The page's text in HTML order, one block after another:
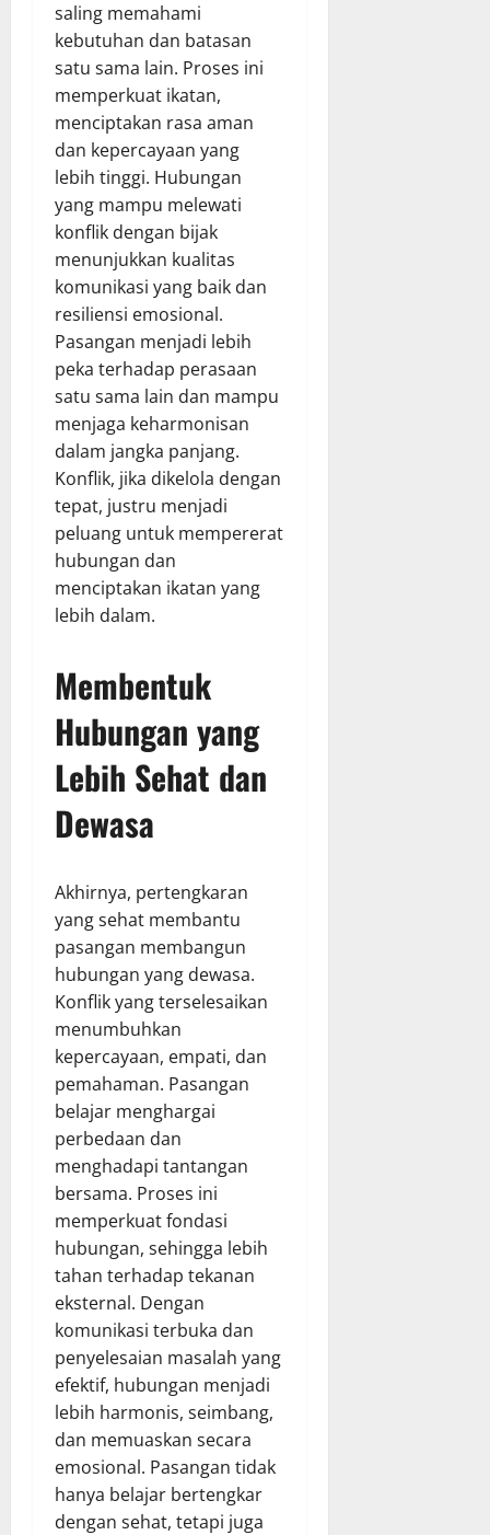
saling memahami
kebutuhan dan batasan
satu sama lain. Proses ini
memperkuat ikatan,
menciptakan rasa aman
dan kepercayaan yang
lebih tinggi. Hubungan
yang mampu melewati
konflik dengan bijak
menunjukkan kualitas
komunikasi yang baik dan
resiliensi emosional.
Pasangan menjadi lebih
peka terhadap perasaan
satu sama lain dan mampu
menjaga keharmonisan
dalam jangka panjang.
Konflik, jika dikelola dengan
tepat, justru menjadi
peluang untuk mempererat
hubungan dan
menciptakan ikatan yang
lebih dalam.
Membentuk
Hubungan yang
Lebih Sehat dan
Dewasa
Akhirnya, pertengkaran
yang sehat membantu
pasangan membangun
hubungan yang dewasa.
Konflik yang terselesaikan
menumbuhkan
kepercayaan, empati, dan
pemahaman. Pasangan
belajar menghargai
perbedaan dan
menghadapi tantangan
bersama. Proses ini
memperkuat fondasi
hubungan, sehingga lebih
tahan terhadap tekanan
eksternal. Dengan
komunikasi terbuka dan
penyelesaian masalah yang
efektif, hubungan menjadi
lebih harmonis, seimbang,
dan memuaskan secara
emosional. Pasangan tidak
hanya belajar bertengkar
dengan sehat, tetapi juga